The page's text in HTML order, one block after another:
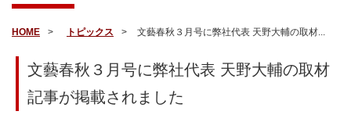
HOME トピックス 文藝春秋３月号に弊社代表 天野大輔の取材...
文藝春秋３月号に弊社代表 天野大輔の取材
記事が掲載されました